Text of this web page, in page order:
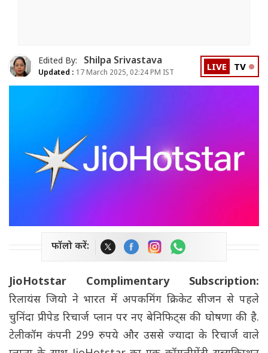
Edited By: Shilpa Srivastava
Updated : 17 March 2025, 02:24 PM IST LIVE TV
फॉलो करें:
JioHotstar Complimentary Subscription:
रिलायंस जियो ने भारत में अपकमिंग क्रिकेट सीजन से पहले
चुनिंदा प्रीपेड रिचार्ज प्लान पर नए बेनिफिट्स की घोषणा की है.
टेलीकॉम कंपनी 299 रुपये और उससे ज्यादा के रिचार्ज वाले